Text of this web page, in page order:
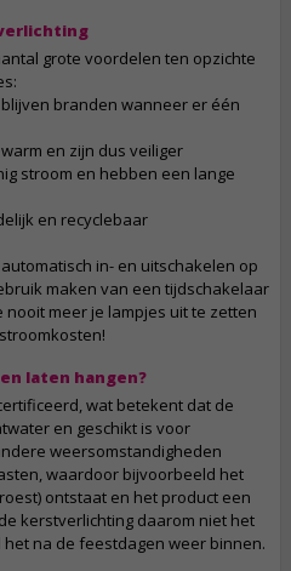
grote voordelen ten opzichte
branden wanneer er één
en zijn dus veiliger
stroom en hebben een lange
en recyclebaar
in- en uitschakelen op
maken van een tijdschakelaar
meer je lampjes uit te zetten
laten hangen?
wat betekent dat de
en geschikt is voor
weersomstandigheden
waardoor bijvoorbeeld het
ontstaat en het product een
kerstverlichting daarom niet het
na de feestdagen weer binnen.